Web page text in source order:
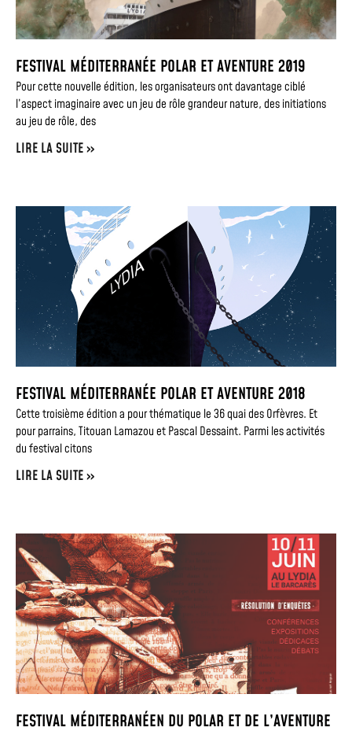
FESTIVAL MÉDITERRANÉE POLAR ET AVENTURE 2019
Pour cette nouvelle édition, les organisateurs ont davantage ciblé
l’aspect imaginaire avec un jeu de rôle grandeur nature, des initiations
au jeu de rôle, des
LIRE LA SUITE »
FESTIVAL MÉDITERRANÉE POLAR ET AVENTURE 2018
Cette troisième édition a pour thématique le 36 quai des Orfèvres. Et
pour parrains, Titouan Lamazou et Pascal Dessaint. Parmi les activités
du festival citons
LIRE LA SUITE »
FESTIVAL MÉDITERRANÉEN DU POLAR ET DE L’AVENTURE